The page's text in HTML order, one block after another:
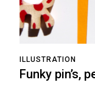
ILLUSTRATION
Funky pin’s,